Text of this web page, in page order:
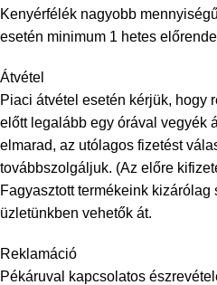
Kenyérfélék nagyobb
esetén minimum 1 hetes
Átvétel
Piaci átvétel esetén kérjük, hogy
előtt legalább egy órával vegyék
elmarad, az utólagos fizetést
továbbszolgáljuk. (Az előre
Fagyasztott termékeink
üzletünkben vehetők át.
Reklamáció
Pékáruval kapcsolatos